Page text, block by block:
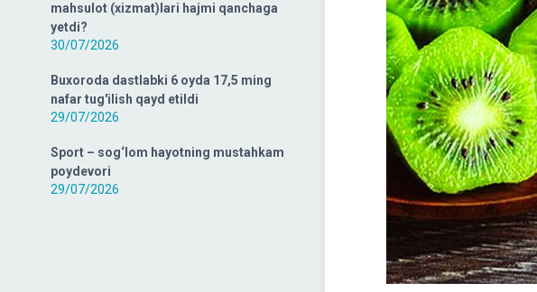
mahsulot (xizmat)lari hajmi qanchaga
yetdi?
30/07/2026
Buxoroda dastlabki 6 oyda 17,5 ming
nafar tug'ilish qayd etildi
29/07/2026
Sport – sog‘lom hayotning mustahkam
poydevori
29/07/2026